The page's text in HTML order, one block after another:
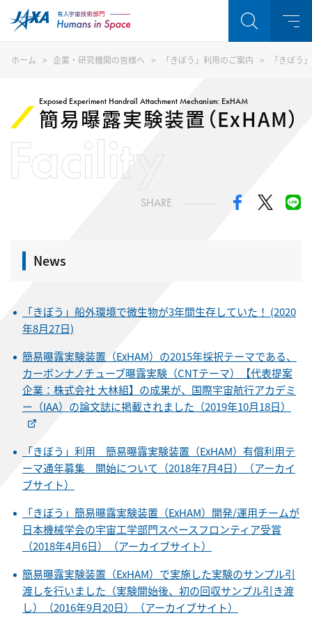
ホーム 企業・研究機関の皆様へ 「きぼう」利用のご案内 「きぼう
Exposed Experiment Handrail Attachment Mechanism: ExHAM
簡易曝露実験装置（ExHAM）
Facility
SHARE
News
「きぼう」船外環境で微生物が3年間生存していた！ (2020
年8月27日)
簡易曝露実験装置（ExHAM）の2015年採択テーマである、
カーボンナノチューブ曝露実験（CNTテーマ）【代表提案
企業：株式会社 大林組】の成果が、国際宇宙航行アカデミ
ー（IAA）の論文誌に掲載されました（2019年10月18日）
「きぼう」利用 簡易曝露実験装置（ExHAM）有償利用テ
ーマ通年募集 開始について（2018年7月4日）（アーカイ
ブサイト）
「きぼう」簡易曝露実験装置（ExHAM）開発/運用チームが
日本機械学会の宇宙工学部門スペースフロンティア受賞
（2018年4月6日）（アーカイブサイト）
簡易曝露実験装置（ExHAM）で実施した実験のサンプル引
渡しを行いました（実験開始後、初の回収サンプル引き渡
し）（2016年9月20日）（アーカイブサイト）